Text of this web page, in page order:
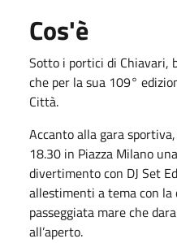
Cos'è
Sotto i portici di Chiavari,
che per la sua 109°
Città.
Accanto alla gara
18.30 in Piazza Milano
divertimento con DJ Set
allestimenti a tema con la
passeggiata mare che
all’aperto.